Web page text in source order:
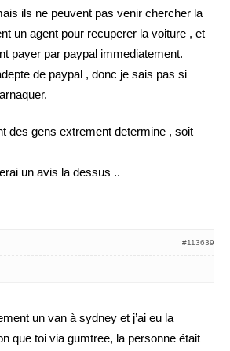
ils ne peuvent pas venir chercher la
un agent pour recuperer la voiture , et
payer par paypal immediatement.
de paypal , donc je sais pas si
des gens extrement determine , soit
un avis la dessus ..
#113639
un van à sydney et j’ai eu la
que toi via gumtree, la personne était